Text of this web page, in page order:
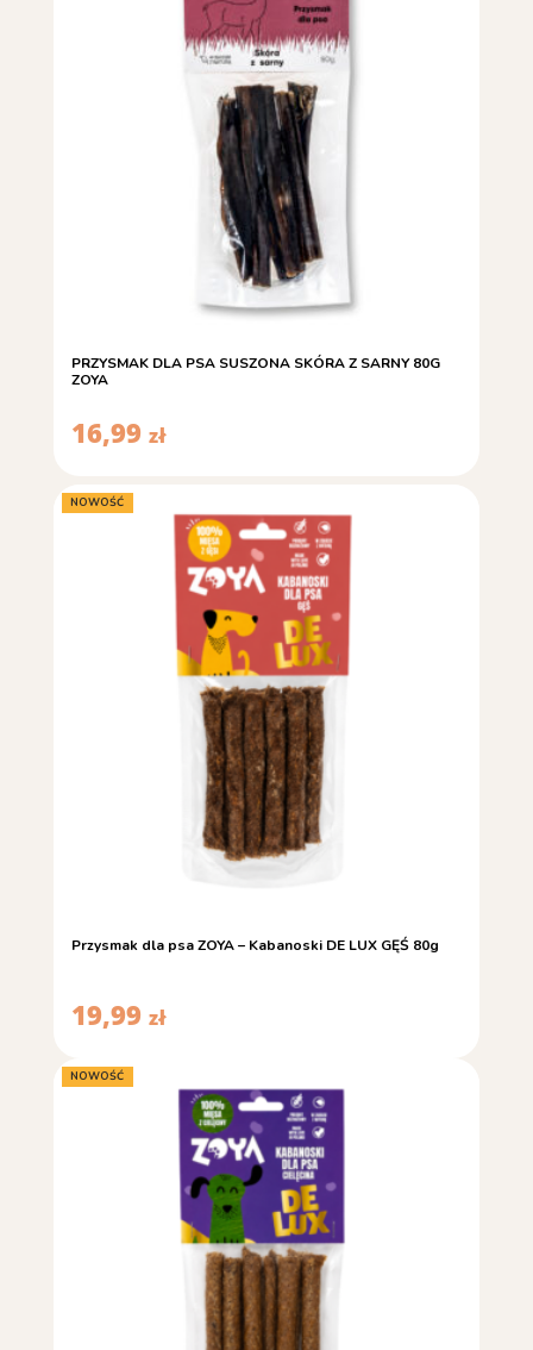
PRZYSMAK DLA PSA SUSZONA SKÓRA Z SARNY 80G
ZOYA
16,99 zł
Przysmak dla psa ZOYA – Kabanoski DE LUX GĘŚ 80g
19,99 zł
NOWOŚĆ
NOWOŚĆ